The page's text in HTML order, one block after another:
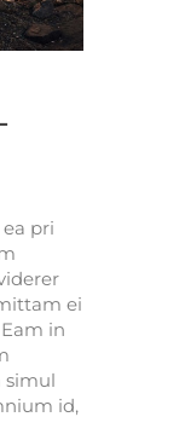
pri
ei
in
simul
id,